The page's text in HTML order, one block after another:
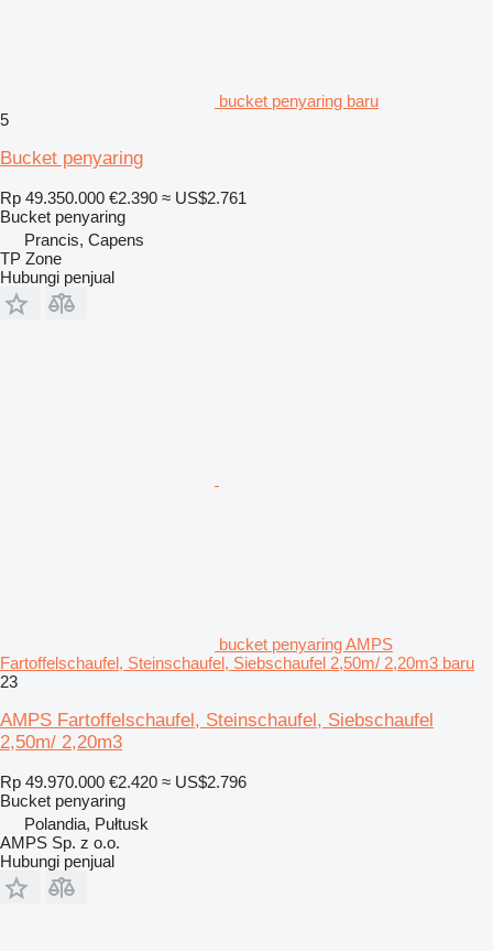
bucket penyaring baru
5
Bucket penyaring
Rp 49.350.000 €2.390 ≈ US$2.761
Bucket penyaring
Prancis, Capens
TP Zone
Hubungi penjual
bucket penyaring AMPS
Fartoffelschaufel, Steinschaufel, Siebschaufel 2,50m/ 2,20m3 baru
23
AMPS Fartoffelschaufel, Steinschaufel, Siebschaufel
2,50m/ 2,20m3
Rp 49.970.000 €2.420 ≈ US$2.796
Bucket penyaring
Polandia, Pułtusk
AMPS Sp. z o.o.
Hubungi penjual